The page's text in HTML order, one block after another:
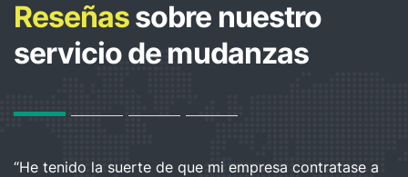
Reseñassobre nuestro
servicio de mudanzas
“He tenido la suerte de que mi empresa contratase a